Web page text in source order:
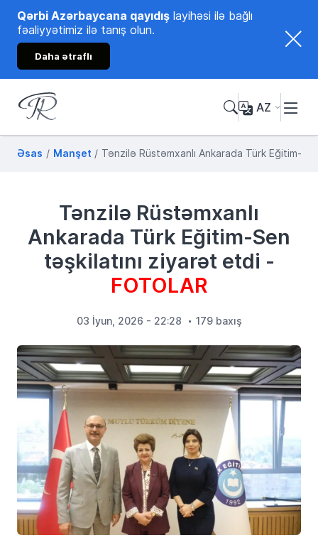
Qərbi Azərbaycana qayıdış layihəsi ilə bağlı
fəaliyyətimiz ilə tanış olun.
Daha ətraflı
Tənzilə Rüstəmxanlı
AZ
Əsas Manşet Tənzilə Rüstəmxanlı Ankarada Türk Eğitim-
Tənzilə Rüstəmxanlı
Ankarada Türk Eğitim-Sen
təşkilatını ziyarət etdi -
FOTOLAR
03 İyun, 2026 - 22:28 179 baxış